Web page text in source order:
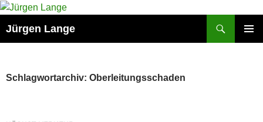
Zum
springen
Jürgen Lange
Schlagwortarchiv: Oberleitungsschaden